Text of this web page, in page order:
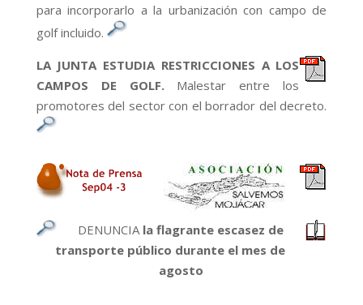
para incorporarlo a la urbanización con campo de
golf incluido.
LA JUNTA ESTUDIA RESTRICCIONES A LOS
CAMPOS DE GOLF. Malestar entre los
promotores del sector con el borrador del decreto.
DENUNCIA la flagrante escasez de
transporte público durante el mes de
agosto